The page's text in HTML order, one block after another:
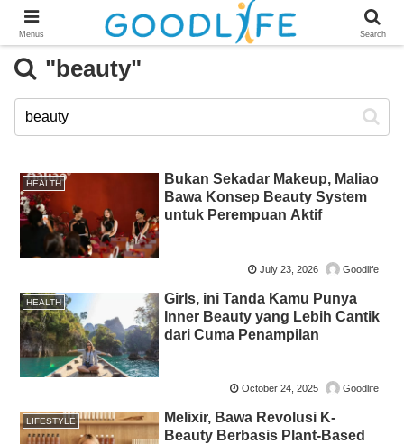
"beauty"
HEALTH
Bukan Sekadar Makeup, Maliao
Bawa Konsep Beauty System
untuk Perempuan Aktif
July 23, 2026 Goodlife
HEALTH
Girls, ini Tanda Kamu Punya
Inner Beauty yang Lebih Cantik
dari Cuma Penampilan
October 24, 2025 Goodlife
LIFESTYLE
Melixir, Bawa Revolusi K-
Beauty Berbasis Plant-Based
Menus Search